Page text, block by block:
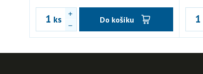
ks Do košíku